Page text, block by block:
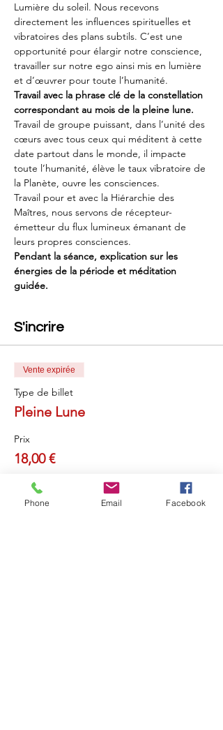
Lumière du soleil. Nous recevons
directement les influences spirituelles et
vibratoires des plans subtils. C’est une
opportunité pour élargir notre conscience,
travailler sur notre ego ainsi mis en lumière
et d’œuvrer pour toute l’humanité.
Travail avec la phrase clé de la constellation
correspondant au mois de la pleine lune.
Travail de groupe puissant, dans l’unité des
cœurs avec tous ceux qui méditent à cette
date partout dans le monde, il impacte
toute l’humanité, élève le taux vibratoire de
la Planète, ouvre les consciences.
Travail pour et avec la Hiérarchie des
Maîtres, nous servons de récepteur-
émetteur du flux lumineux émanant de
leurs propres consciences.
Pendant la séance, explication sur les
énergies de la période et méditation
guidée.
S'incrire
Vente expirée
Type de billet
Pleine Lune
Prix
18,00 €
Phone Email Facebook